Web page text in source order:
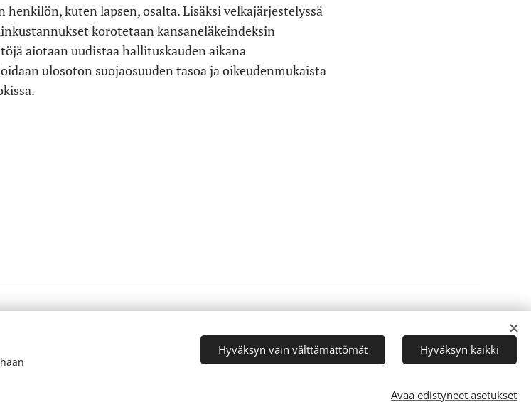
henkilön, kuten lapsen, osalta. Lisäksi velkajärjestelyssä
korotetaan kansaneläkeindeksin
aiotaan uudistaa hallituskauden aikana
ulosoton suojaosuuden tasoa ja oikeudenmukaista
LuotuWebnodella Evästeet
Hyväksyn vain välttämättömät Hyväksyn kaikki
Avaa edistyneet asetukset